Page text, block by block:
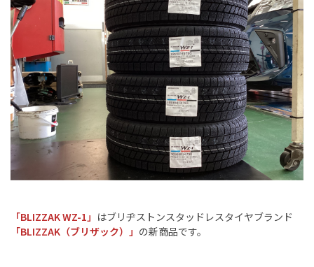
「BLIZZAK WZ-1」 はブリヂストンスタッドレスタイヤブランド
「BLIZZAK（ブリザック）」 の新商品です。